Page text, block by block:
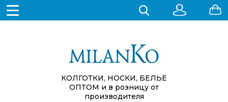
КОЛГОТКИ, НОСКИ, БЕЛЬЁ
ОПТОМ и в розницу от
производителя